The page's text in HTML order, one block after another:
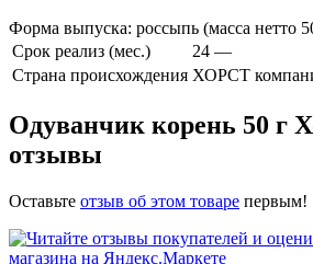
Форма выпуска: россыпь (масса нетто
Срок реализ (мес.)
24 —
Страна происхождения ХОРСТ
Одуванчик корень 50 г
отзывы
Оставьте отзыв об этом товаре первым!